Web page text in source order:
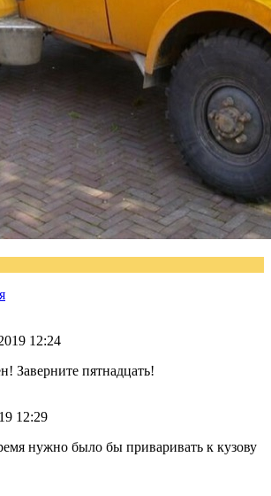
12:24
Заверните пятнадцать!
12:29
нужно было бы приваривать к кузову